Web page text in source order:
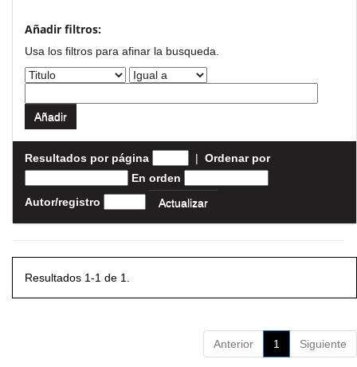
Añadir filtros:
Usa los filtros para afinar la busqueda.
Resultados por página | Ordenar por
En orden
Autor/registro
Resultados 1-1 de 1.
Anterior 1 Siguiente